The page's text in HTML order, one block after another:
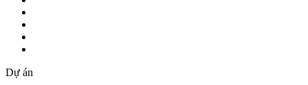
Dự án